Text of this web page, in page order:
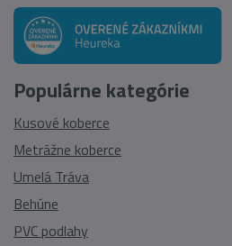
Populárne kategórie
Kusové koberce
Metrážne koberce
Umelá Tráva
Behúne
PVC podlahy